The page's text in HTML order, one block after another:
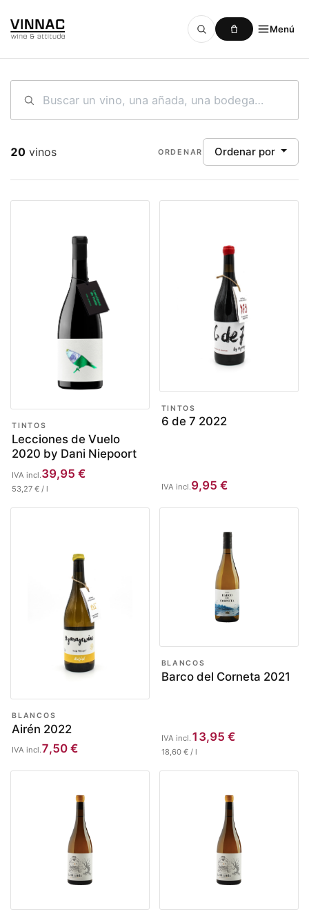
Menú
20 vinos ORDENAR Ordenar por
TINTOS
Lecciones de Vuelo
2020 by Dani Niepoort
39,95 €
IVA incl.
53,27 € / l
TINTOS
6 de 7 2022
9,95 €
IVA incl.
BLANCOS
Airén 2022
7,50 €
IVA incl.
BLANCOS
Barco del Corneta 2021
13,95 €
IVA incl.
18,60€/ l